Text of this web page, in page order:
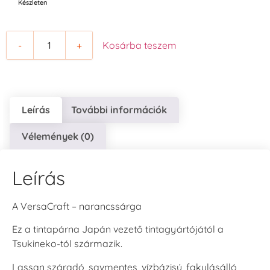
Készleten
- + Kosárba teszem
Leírás További információk
Vélemények (0)
Leírás
A VersaCraft – narancssárga
Ez a tintapárna Japán vezető tintagyártójától a
Tsukineko-tól származik.
Lassan száradó, savmentes, vízbázisú, fakulásálló